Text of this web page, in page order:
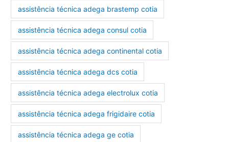
assistência técnica adega brastemp cotia
assistência técnica adega consul cotia
assistência técnica adega continental cotia
assistência técnica adega dcs cotia
assistência técnica adega electrolux cotia
assistência técnica adega frigidaire cotia
assistência técnica adega ge cotia